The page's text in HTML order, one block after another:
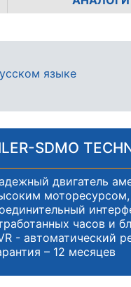
языке
SDMO
двигатель
часов и
- автоматический
– 12 месяцев